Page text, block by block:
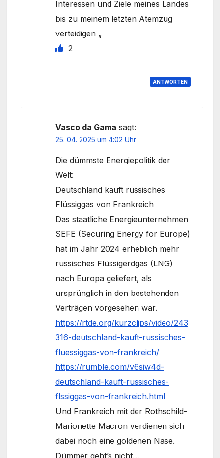
Interessen und Ziele meines Landes
bis zu meinem letzten Atemzug
verteidigen „
2
ANTWORTEN
Vasco da Gama sagt:
25. 04. 2025 um 4:02 Uhr
Die dümmste Energiepolitik der
Welt:
Deutschland kauft russisches
Flüssiggas von Frankreich
Das staatliche Energieunternehmen
SEFE (Securing Energy for Europe)
hat im Jahr 2024 erheblich mehr
russisches Flüssigerdgas (LNG)
nach Europa geliefert, als
ursprünglich in den bestehenden
Verträgen vorgesehen war.
https://rtde.org/kurzclips/video/243
316-deutschland-kauft-russisches-
fluessiggas-von-frankreich/
https://rumble.com/v6siw4d-
deutschland-kauft-russisches-
flssiggas-von-frankreich.html
Und Frankreich mit der Rothschild-
Marionette Macron verdienen sich
dabei noch eine goldenen Nase.
Dümmer geht’s nicht…